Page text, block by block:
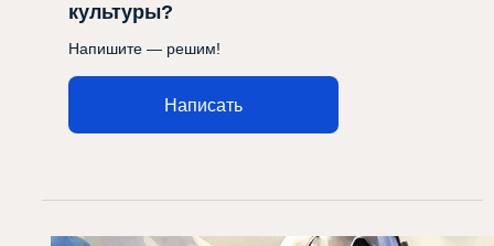
культуры?
Напишите — решим!
Написать